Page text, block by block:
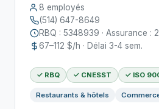
8 employés
(514) 647-8649
RBQ : 5348939 · Assurance :
67–112 $/h · Délai 3-4 sem.
✓ RBQ ✓ CNESST ✓ ISO
Restaurants & hôtels